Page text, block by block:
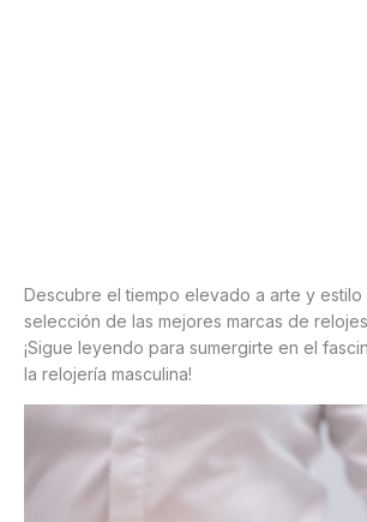
Descubre el tiempo elevado a arte y estilo
selección de las mejores marcas de
¡Sigue leyendo para sumergirte en el
la relojería masculina!